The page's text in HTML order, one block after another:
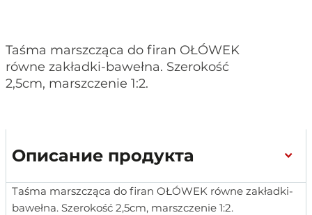
Taśma marszcząca do firan OŁÓWEK
równe zakładki-bawełna. Szerokość
2,5cm, marszczenie 1:2.
Описание продукта
Taśma marszcząca do firan OŁÓWEK równe zakładki-
bawełna. Szerokość 2,5cm, marszczenie 1:2.